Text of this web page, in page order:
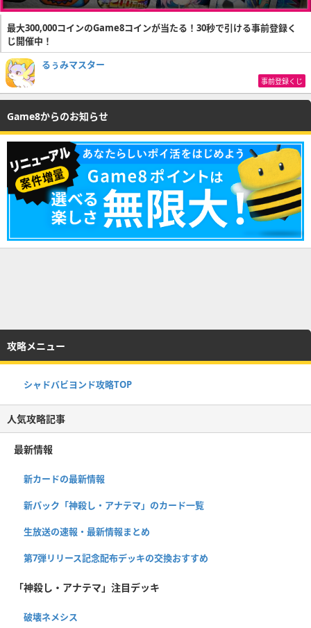
最大300,000コインのGame8コインが当たる！30秒で引ける事前登録く
じ開催中！
るぅみマスター
事前登録くじ
Game8からのお知らせ
攻略メニュー
シャドバビヨンド攻略TOP
人気攻略記事
最新情報
新カードの最新情報
新パック「神殺し・アナテマ」のカード一覧
生放送の速報・最新情報まとめ
第7弾リリース記念配布デッキの交換おすすめ
「神殺し・アナテマ」注目デッキ
破壊ネメシス